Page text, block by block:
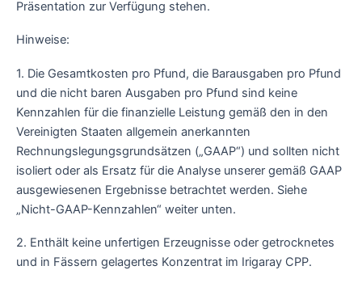
Präsentation zur Verfügung stehen.
Hinweise:
1. Die Gesamtkosten pro Pfund, die Barausgaben pro Pfund
und die nicht baren Ausgaben pro Pfund sind keine
Kennzahlen für die finanzielle Leistung gemäß den in den
Vereinigten Staaten allgemein anerkannten
Rechnungslegungsgrundsätzen („GAAP“) und sollten nicht
isoliert oder als Ersatz für die Analyse unserer gemäß GAAP
ausgewiesenen Ergebnisse betrachtet werden. Siehe
„Nicht-GAAP-Kennzahlen“ weiter unten.
2. Enthält keine unfertigen Erzeugnisse oder getrocknetes
und in Fässern gelagertes Konzentrat im Irigaray CPP.